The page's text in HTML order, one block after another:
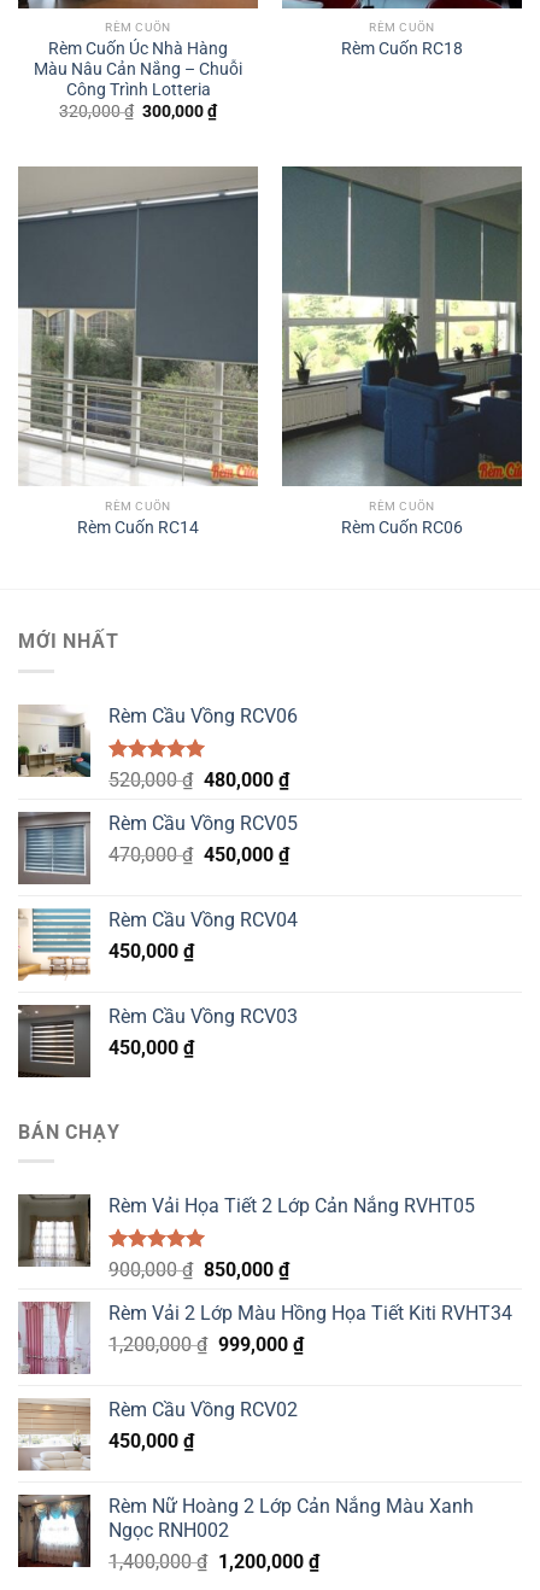
RÈM CUỐN
Rèm Cuốn Úc Nhà Hàng
Màu Nâu Cản Nắng – Chuỗi
Công Trình Lotteria
320,000₫ Original
price
300,000₫Current
price
RÈM CUỐN
Rèm Cuốn RC18
RÈM CUỐN
Rèm Cuốn RC14
RÈM CUỐN
Rèm Cuốn RC06
MỚI NHẤT
Rèm Cầu Vồng RCV06
Được xếp
5.00
5 sao
520,000₫ Original
was:
520,000 ₫.
480,000 ₫Current
is:
480,000 ₫.
Rèm Cầu Vồng RCV05
470,000₫ Original
470,000 ₫.
450,000 ₫Current
450,000 ₫.
Rèm Cầu Vồng RCV04
450,000 ₫
Rèm Cầu Vồng RCV03
450,000 ₫
BÁN CHẠY
Rèm Vải Họa Tiết 2 Lớp Cản Nắng RVHT05
Được xếp
5.00
5 sao
900,000₫ Original
was:
900,000 ₫.
850,000 ₫Current
is:
850,000 ₫.
Rèm Vải 2 Lớp Màu Hồng Họa Tiết Kiti RVHT34
1,200,000₫ Original
1,200,000 ₫.
999,000 ₫Current
Rèm Cầu Vồng RCV02
450,000 ₫
Rèm Nữ Hoàng 2 Lớp Cản Nắng Màu Xanh
Ngọc RNH002
1,400,000₫ Original
1,200,000 ₫Current